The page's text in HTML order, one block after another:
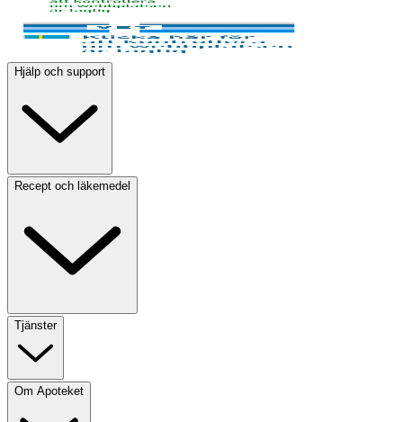
Hjälp och support
Recept och läkemedel
Tjänster
Om Apoteket